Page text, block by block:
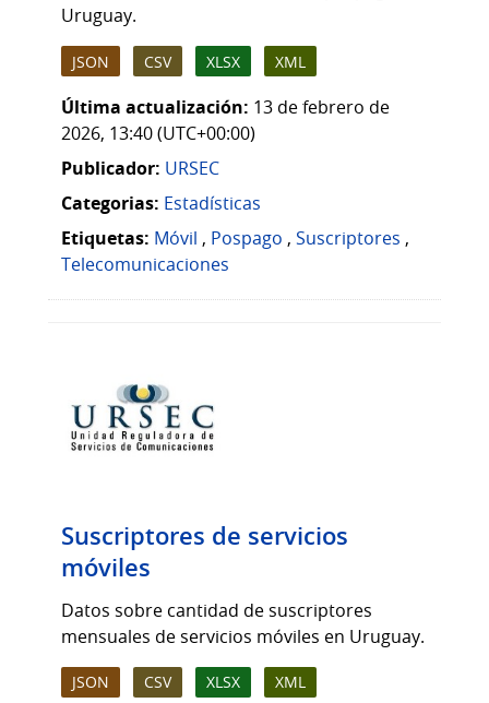
Uruguay.
JSON CSV XLSX XML
Última actualización: 13 de febrero de
2026, 13:40 (UTC+00:00)
Publicador: URSEC
Categorias: Estadísticas
Etiquetas: Móvil , Pospago , Suscriptores ,
Telecomunicaciones
Suscriptores de servicios
móviles
Datos sobre cantidad de suscriptores
mensuales de servicios móviles en Uruguay.
JSON CSV XLSX XML